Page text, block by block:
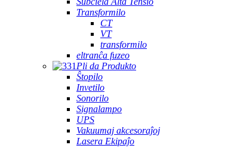
Transformilo
CT
VT
transformilo
eltranĉa fuzeo
Pli da Produkto
Ŝtopilo
Invetilo
Sonorilo
Signalampo
UPS
Vakuumaj akcesoraĵoj
Lasera Ekipaĵo